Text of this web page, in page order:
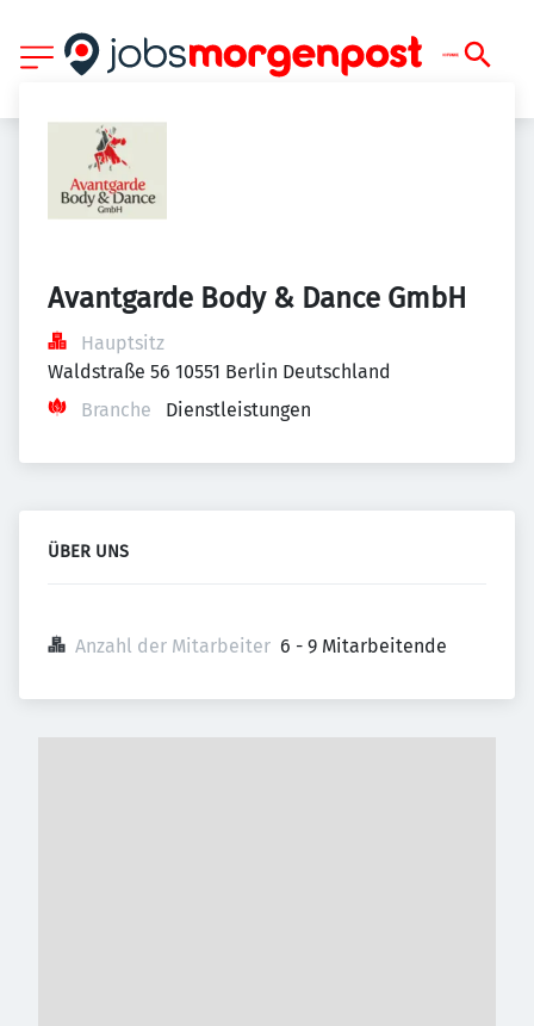
Avantgarde Body & Dance GmbH
Hauptsitz
Waldstraße 56 10551 Berlin Deutschland
Branche
Dienstleistungen
ÜBER UNS
Anzahl der Mitarbeiter 6 - 9 Mitarbeitende